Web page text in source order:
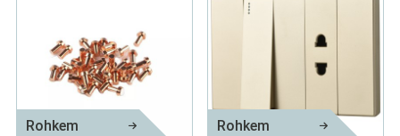
Rohkem
Rohkem